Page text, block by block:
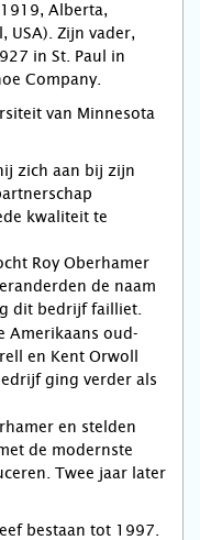
Alberta,
USA). Zijn vader,
in St. Paul in
Company.
van Minnesota
zich aan bij zijn
kwaliteit te
Roy Oberhamer
de naam
dit bedrijf failliet.
Amerikaans oud-
en Kent Orwoll
ging verder als
en stelden
de modernste
Twee jaar later
bestaan tot 1997.